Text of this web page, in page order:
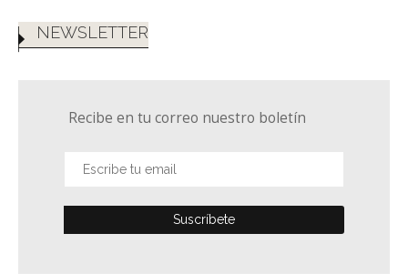
NEWSLETTER
Recibe en tu correo nuestro boletín